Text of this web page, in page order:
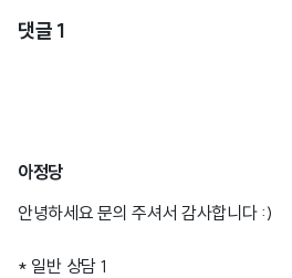
댓글 1
아정당
안녕하세요 문의 주셔서 감사합니다 :)
* 일반 상담 1